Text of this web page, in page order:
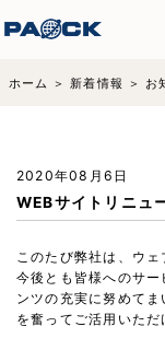
ホーム 新着情報 お
2020年08月6日
WEBサイトリニュ
このたび弊社は、ウェ
今後とも皆様へのサ
ンツの充実に努めて
を奮ってご活用いただ